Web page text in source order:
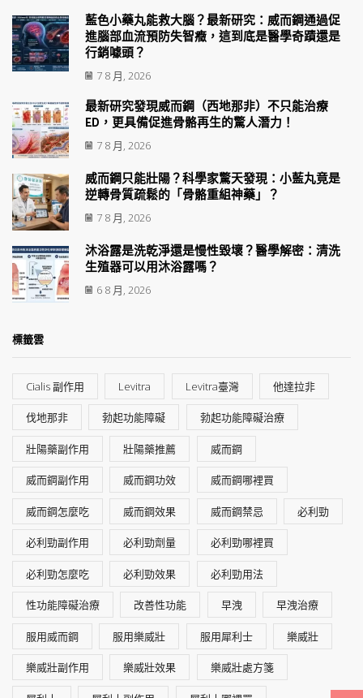
藍色小藥丸能救大腦？最新研究：威而鋼通過促
進腦部血流預防失智癥，這到底是醫學奇蹟還是
行銷噱頭？
7 8 月, 2026
最新研究發現威而鋼（西地那非）不只能治療
ED，更具備促進骨骼再生的驚人潛力！
7 8 月, 2026
威而鋼只能壯陽？科學家驚天發現：小藍丸竟是
逆轉骨質疏鬆的「骨骼重組神藥」？
7 8 月, 2026
沐浴露是洗乾淨還是慢性毀壞？醫學解密：清洗
生殖器可以用沐浴露嗎？
6 8 月, 2026
標籤雲
Cialis 副作用 Levitra Levitra臺灣 他達拉非
伐地那非 勃起功能障礙 勃起功能障礙治療
壯陽藥副作用 壯陽藥推薦 威而鋼
威而鋼副作用 威而鋼功效 威而鋼哪裡買
威而鋼怎麼吃 威而鋼效果 威而鋼禁忌 必利勁
必利勁副作用 必利勁劑量 必利勁哪裡買
必利勁怎麼吃 必利勁效果 必利勁用法
性功能障礙治療 改善性功能 早洩 早洩治療
服用威而鋼 服用樂威壯 服用犀利士 樂威壯
樂威壯副作用 樂威壯效果 樂威壯處方箋